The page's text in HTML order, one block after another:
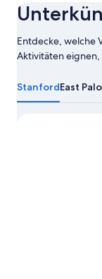
Entdecke, welche
Aktivitäten eignen,
zu
Palo
Alto
StanfordEast